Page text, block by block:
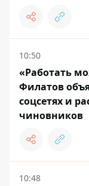
10:50
«Работать
Филатов
соцсетях и
чиновников
10:48